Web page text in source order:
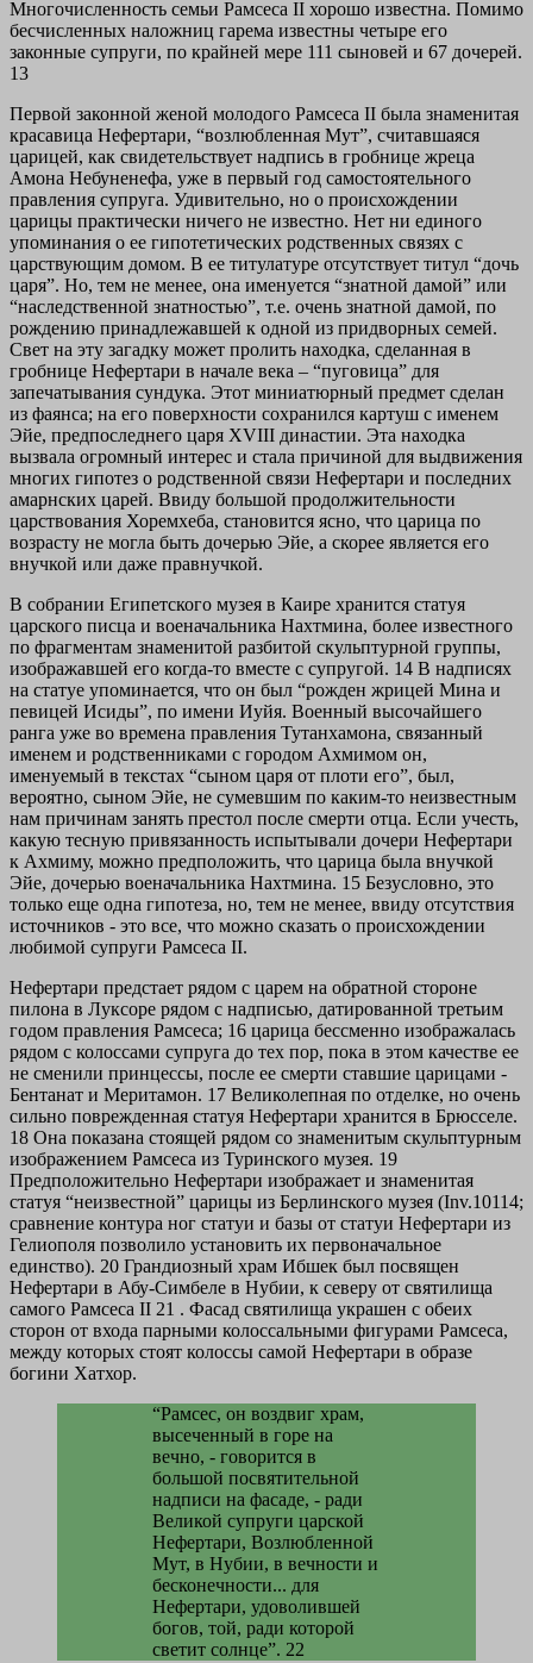
Многочисленность семьи Рамсеса II хорошо известна. Помимо
бесчисленных наложниц гарема известны четыре его
законные супруги, по крайней мере 111 сыновей и 67 дочерей.
13
Первой законной женой молодого Рамсеса II была знаменитая
красавица Нефертари, “возлюбленная Мут”, считавшаяся
царицей, как свидетельствует надпись в гробнице жреца
Амона Небуненефа, уже в первый год самостоятельного
правления супруга. Удивительно, но о происхождении
царицы практически ничего не известно. Нет ни единого
упоминания о ее гипотетических родственных связях с
царствующим домом. В ее титулатуре отсутствует титул “дочь
царя”. Но, тем не менее, она именуется “знатной дамой” или
“наследственной знатностью”, т.е. очень знатной дамой, по
рождению принадлежавшей к одной из придворных семей.
Свет на эту загадку может пролить находка, сделанная в
гробнице Нефертари в начале века – “пуговица” для
запечатывания сундука. Этот миниатюрный предмет сделан
из фаянса; на его поверхности сохранился картуш с именем
Эйе, предпоследнего царя XVIII династии. Эта находка
вызвала огромный интерес и стала причиной для выдвижения
многих гипотез о родственной связи Нефертари и последних
амарнских царей. Ввиду большой продолжительности
царствования Хоремхеба, становится ясно, что царица по
возрасту не могла быть дочерью Эйе, а скорее является его
внучкой или даже правнучкой.
В собрании Египетского музея в Каире хранится статуя
царского писца и военачальника Нахтмина, более известного
по фрагментам знаменитой разбитой скульптурной группы,
изображавшей его когда-то вместе с супругой. 14 В надписях
на статуе упоминается, что он был “рожден жрицей Мина и
певицей Исиды”, по имени Иуйя. Военный высочайшего
ранга уже во времена правления Тутанхамона, связанный
именем и родственниками с городом Ахмимом он,
именуемый в текстах “сыном царя от плоти его”, был,
вероятно, сыном Эйе, не сумевшим по каким-то неизвестным
нам причинам занять престол после смерти отца. Если учесть,
какую тесную привязанность испытывали дочери Нефертари
к Ахмиму, можно предположить, что царица была внучкой
Эйе, дочерью военачальника Нахтмина. 15 Безусловно, это
только еще одна гипотеза, но, тем не менее, ввиду отсутствия
источников - это все, что можно сказать о происхождении
любимой супруги Рамсеса II.
Нефертари предстает рядом с царем на обратной стороне
пилона в Луксоре рядом с надписью, датированной третьим
годом правления Рамсеса; 16 царица бессменно изображалась
рядом с колоссами супруга до тех пор, пока в этом качестве ее
не сменили принцессы, после ее смерти ставшие царицами -
Бентанат и Меритамон. 17 Великолепная по отделке, но очень
сильно поврежденная статуя Нефертари хранится в Брюсселе.
18 Она показана стоящей рядом со знаменитым скульптурным
изображением Рамсеса из Туринского музея. 19
Предположительно Нефертари изображает и знаменитая
статуя “неизвестной” царицы из Берлинского музея (Inv.10114;
сравнение контура ног статуи и базы от статуи Нефертари из
Гелиополя позволило установить их первоначальное
единство). 20 Грандиозный храм Ибшек был посвящен
Нефертари в Абу-Симбеле в Нубии, к северу от святилища
самого Рамсеса II 21 . Фасад святилища украшен с обеих
сторон от входа парными колоссальными фигурами Рамсеса,
между которых стоят колоссы самой Нефертари в образе
богини Хатхор.
“Рамсес, он воздвиг храм,
высеченный в горе на
вечно, - говорится в
большой посвятительной
надписи на фасаде, - ради
Великой супруги царской
Нефертари, Возлюбленной
Мут, в Нубии, в вечности и
бесконечности... для
Нефертари, удоволившей
богов, той, ради которой
светит солнце”. 22